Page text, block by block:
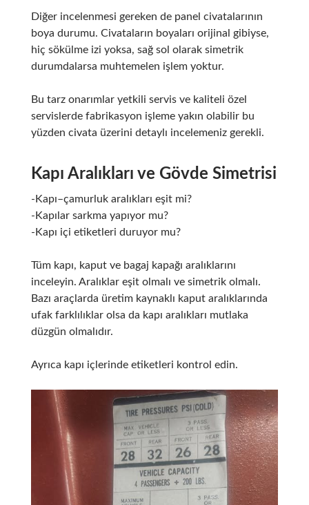
Diğer incelenmesi gereken de panel civatalarının
boya durumu. Civataların boyaları orijinal gibiyse,
hiç sökülme izi yoksa, sağ sol olarak simetrik
durumdalarsa muhtemelen işlem yoktur.
Bu tarz onarımlar yetkili servis ve kaliteli özel
servislerde fabrikasyon işleme yakın olabilir bu
yüzden civata üzerini detaylı incelemeniz gerekli.
Kapı Aralıkları ve Gövde Simetrisi
-Kapı–çamurluk aralıkları eşit mi?
-Kapılar sarkma yapıyor mu?
-Kapı içi etiketleri duruyor mu?
Tüm kapı, kaput ve bagaj kapağı aralıklarını
inceleyin. Aralıklar eşit olmalı ve simetrik olmalı.
Bazı araçlarda üretim kaynaklı kaput aralıklarında
ufak farklılıklar olsa da kapı aralıkları mutlaka
düzgün olmalıdır.
Ayrıca kapı içlerinde etiketleri kontrol edin.